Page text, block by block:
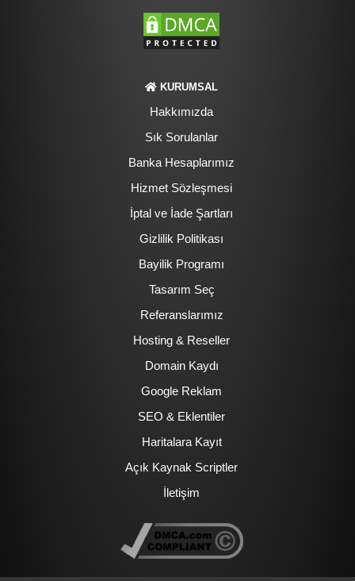
KURUMSAL
Hakkımızda
Sık Sorulanlar
Banka Hesaplarımız
Hizmet Sözleşmesi
İptal ve İade Şartları
Gizlilik Politikası
Bayilik Programı
Tasarım Seç
Referanslarımız
Hosting & Reseller
Domain Kaydı
Google Reklam
SEO & Eklentiler
Haritalara Kayıt
Açık Kaynak Scriptler
İletişim